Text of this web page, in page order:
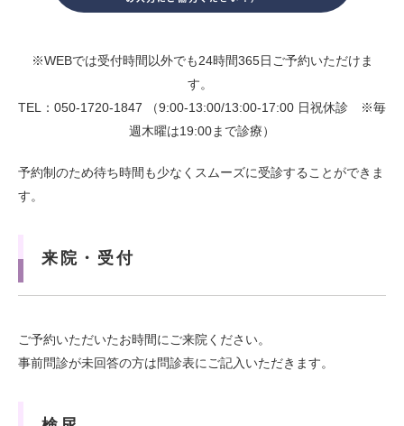
※WEBでは受付時間以外でも24時間365日ご予約いただけま
す。
TEL：050-1720-1847 （9:00-13:00/13:00-17:00 日祝休診 ※毎
週木曜は19:00まで診療）
予約制のため待ち時間も少なくスムーズに受診することができま
す。
来院・受付
ご予約いただいたお時間にご来院ください。
事前問診が未回答の方は問診表にご記入いただきます。